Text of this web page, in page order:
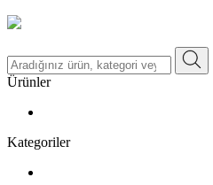
Ürünler
Kategoriler